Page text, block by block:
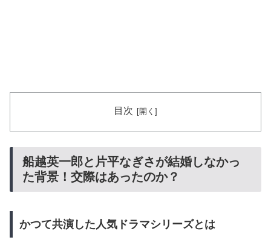
目次
船越英一郎と片平なぎさが結婚しなかっ
た背景！交際はあったのか？
かつて共演した人気ドラマシリーズとは